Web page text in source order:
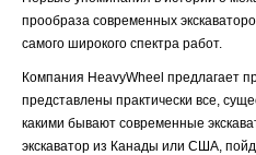
прообраза современных
самого широкого спектра работ.
Компания HeavyWheel предлагает
представлены практически все,
какими бывают современные
экскаватор из Канады или США,